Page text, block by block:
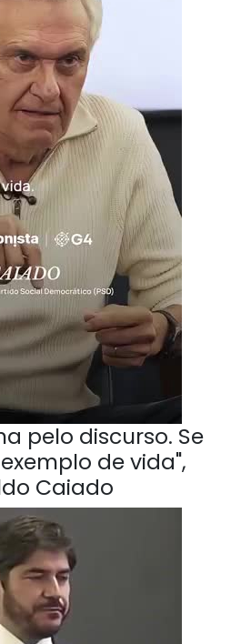
pelo discurso. Se
de vida",
Caiado